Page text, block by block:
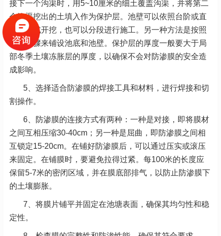
接下一个沟渠时，用5~10厘米的细土覆盖沟渠，并将第二
个沟渠挖出的土填入作为保护层。池壁可以依照台阶或直
角的方式开挖，也可以分段进行施工。另一种方法是按照
上述步骤来铺设池底和池壁。保护层的厚度一般要大于局
部冬季土壤冻胀层的厚度，以确保不会对防渗膜的安全造
成影响。
5、选择适合防渗膜的焊接工具和材料，进行焊接和切
割操作。
6、防渗膜的连接方式有两种：一种是对接，即将膜材
之间互相压缩30-40cm；另一种是屈曲，即防渗膜之间相
互锁定15-20cm。在铺好防渗膜后，可以通过压实或滚压
来固定。在铺膜时，要避免拉得过紧。每100米的长度应
保留5-7米的密闭区域，并在膜底部排气，以防止防渗膜下
的土壤膨胀。
7、将膜片铺平并固定在池塘表面，确保其均匀性和稳
定性。